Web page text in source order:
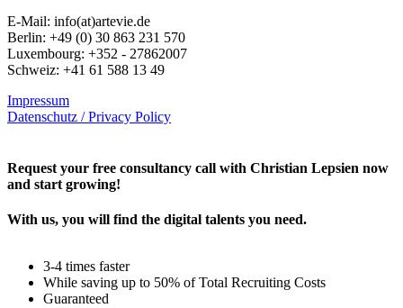
E-Mail: info(at)artevie.de
Berlin: +49 (0) 30 863 231 570
Luxembourg: +352 - 27862007
Schweiz: +41 61 588 13 49
Impressum
Datenschutz / Privacy Policy
Request your free consultancy call with Christian Lepsien now
and start growing!
With us, you will find the digital talents you need.
3-4 times faster
While saving up to 50% of Total Recruiting Costs
Guaranteed